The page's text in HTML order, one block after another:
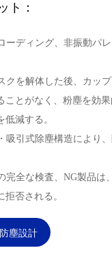
ト：
ーディング、非振動パ
クを解体した後、カッ
ことがなく、粉塵を効
低減する。
吸引式除塵構造により
完全な検査、NG製品は
拒否される。
塵設計